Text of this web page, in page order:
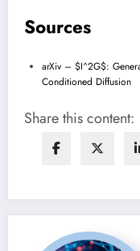
Sources
arXiv – $I^2G$:
Conditioned Diffusion
Share this content: